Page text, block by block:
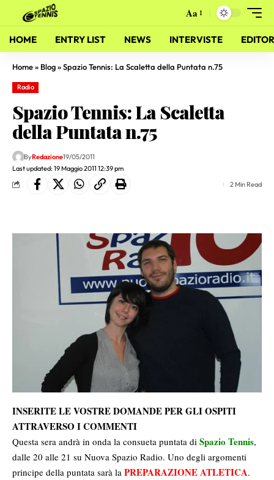
Aa
HOME ENTRY LIST NEWS INTERVISTE
Home» Blog»Spazio Tennis: La Scaletta della Puntata n.75
Radio
Spazio Tennis: La Scaletta
della Puntata n.75
Last updated: 19 Maggio 2011 12:39 pm
ByRedazione19/05/2011
2 Min Read
INSERITE LE VOSTRE DOMANDE PER GLI OSPITI
ATTRAVERSO I COMMENTI
Questa sera andrà in onda la consueta puntata di Spazio Tennis,
dalle 20 alle 21 su Nuova Spazio Radio. Uno degli argomenti
principe della puntata sarà la PREPARAZIONE ATLETICA.